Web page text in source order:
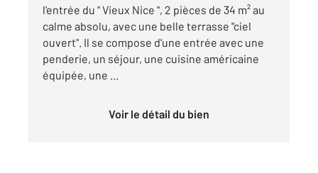
l'entrée du " Vieux Nice ", 2 pièces de 34 m² au
calme absolu, avec une belle terrasse "ciel
ouvert". Il se compose d'une entrée avec une
penderie, un séjour, une cuisine américaine
équipée, une ...
Voir le détail du bien